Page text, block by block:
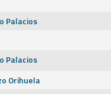
Palacios
Palacios
Orihuela